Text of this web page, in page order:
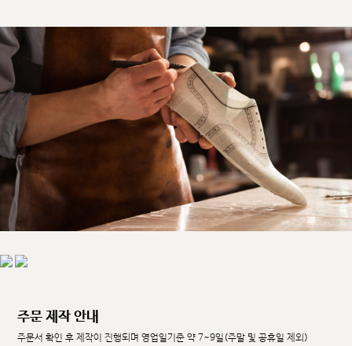
주문 제작 안내
주문서 확인 후 제작이 진행되며 영업일기준 약 7~9일(주말 및 공휴일 제외)